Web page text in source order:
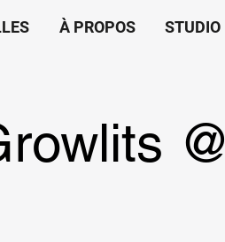
À PROPOS STUDIO
@